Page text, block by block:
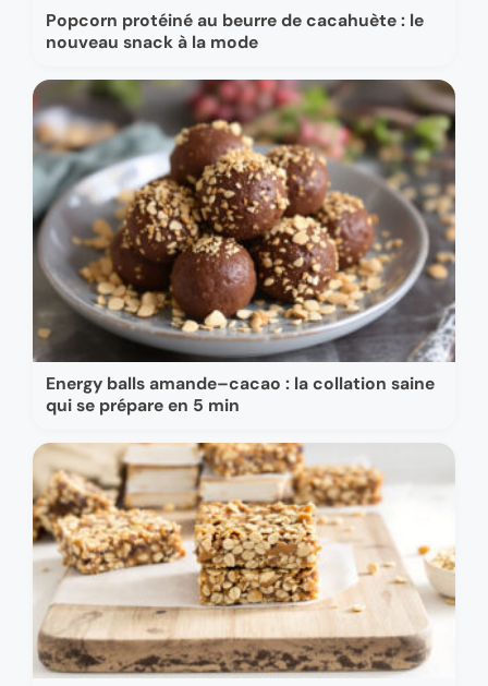
Popcorn protéiné au beurre de cacahuète : le
nouveau snack à la mode
Energy balls amande–cacao : la collation saine
qui se prépare en 5 min